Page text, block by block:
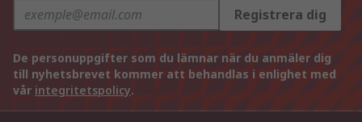
Registrera dig
De personuppgifter som du lämnar när du anmäler dig
till nyhetsbrevet kommer att behandlas i enlighet med
vår integritetspolicy.